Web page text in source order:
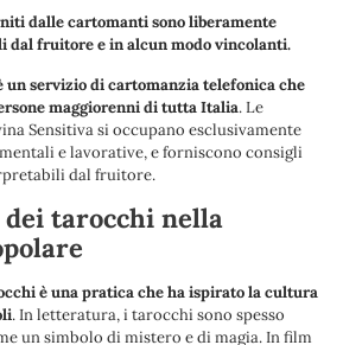
dalle cartomanti sono liberamente
dal fruitore e in alcun modo vincolanti.
un servizio di cartomanzia telefonica che
maggiorenni di tutta Italia. Le
Sensitiva si occupano esclusivamente
e lavorative, e forniscono consigli
dal fruitore.
tarocchi nella
è una pratica che ha ispirato la cultura
. In letteratura, i tarocchi sono spesso
un simbolo di mistero e di magia. In film